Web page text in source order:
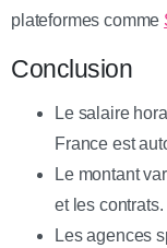
plateformes comme
Conclusion
Le salaire
France est
Le montant
et les contrats.
Les agences